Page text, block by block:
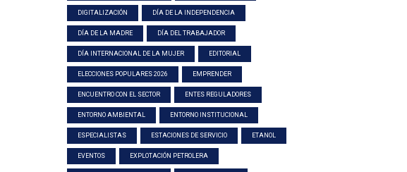
DIGITALIZACIÓN DÍA DE LA INDEPENDENCIA
DÍA DE LA MADRE DÍA DEL TRABAJADOR
DÍA INTERNACIONAL DE LA MUJER EDITORIAL
ELECCIONES POPULARES 2026 EMPRENDER
ENCUENTRO CON EL SECTOR ENTES REGULADORES
ENTORNO AMBIENTAL ENTORNO INSTITUCIONAL
ESPECIALISTAS ESTACIONES DE SERVICIO ETANOL
EVENTOS EXPLOTACIÓN PETROLERA